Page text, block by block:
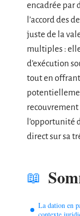
encadrée par
l’accord des
juste de la
multiples :
d’exécution
tout en
recouvrement
l’opportunité
direct sur sa
La dation en
contexte